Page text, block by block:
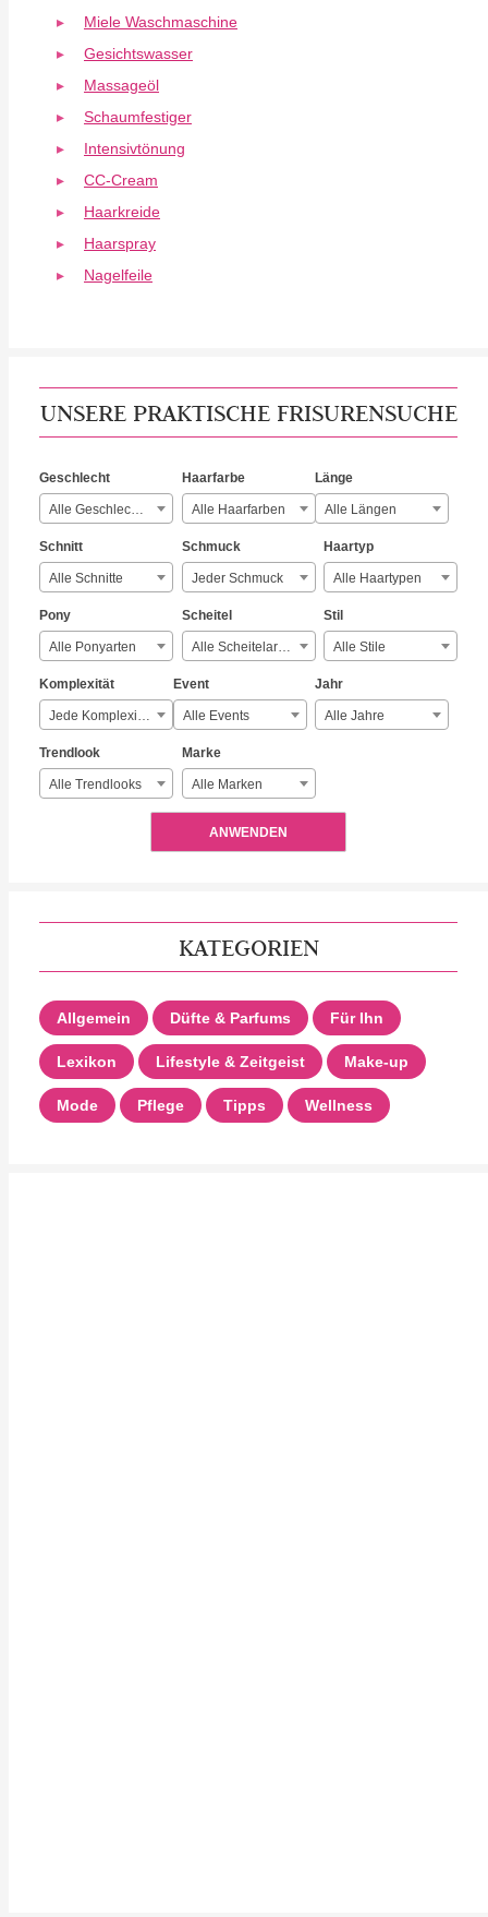
Miele Waschmaschine
Gesichtswasser
Massageöl
Schaumfestiger
Intensivtönung
CC-Cream
Haarkreide
Haarspray
Nagelfeile
UNSERE PRAKTISCHE FRISURENSUCHE
Geschlecht
Alle Geschlechter
Haarfarbe
Alle Haarfarben
Länge
Alle Längen
Schnitt
Alle Schnitte
Schmuck
Jeder Schmuck
Haartyp
Alle Haartypen
Pony
Alle Ponyarten
Scheitel
Alle Scheitelarten
Stil
Alle Stile
Komplexität
Jede Komplexität
Event
Alle Events
Jahr
Alle Jahre
Trendlook
Alle Trendlooks
Marke
Alle Marken
ANWENDEN
KATEGORIEN
Allgemein Düfte & Parfums Für Ihn
Lexikon Lifestyle & Zeitgeist Make-up
Mode Pflege Tipps Wellness